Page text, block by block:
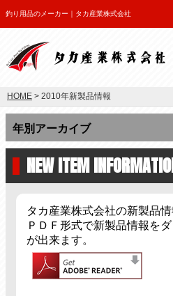
釣り用品のメーカー｜タカ産業株式会社
HOME > 2010年新製品情報
NEW ITEM
タカ産業株式会社の新製品情
ＰＤＦ形式で新製品情報を
が出来ます。